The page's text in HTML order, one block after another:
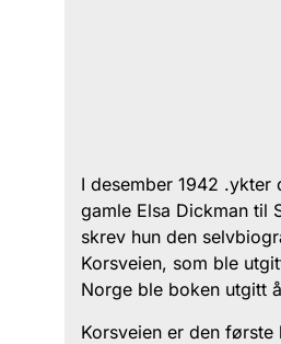
I desember 1942 .ykter
gamle Elsa Dickman til
skrev hun den
Korsveien, som ble
Norge ble boken utgitt
Korsveien er den